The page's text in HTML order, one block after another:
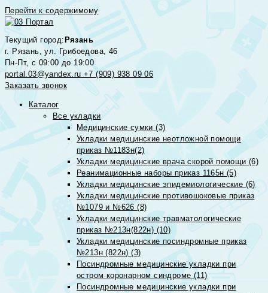
Перейти к содержимому
Текущий город: Рязань
г. Рязань, ул. Грибоедова, 46
Пн-Пт, с 09:00 до 19:00
portal.03@yandex.ru +7 (909) 938 09 06
Заказать звонок
Каталог
Все укладки
Медицинские сумки (3)
Укладки медицинские неотложной помощи
приказ №1183н(2)
Укладки медицинские врача скорой помощи (6)
Реанимационные наборы приказ 1165н (5)
Укладки медицинские эпидемиологические (6)
Укладки медицинские противошоковые приказ
№1079 и №626 (8)
Укладки медицинские травматологические
приказ №213н(822н) (10)
Укладки медицинские посиндромные приказ
№213н (822н) (3)
Посиндромные медицинские укладки при
остром коронарном синдроме (11)
Посиндромные медицинские укладки при